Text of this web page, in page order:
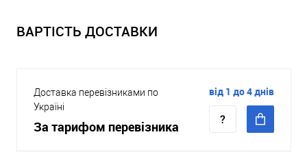
ВАРТІСТЬ ДОСТАВКИ
Доставка перевізниками по
Україні
За тарифом перевізника
від 1 до 4 днів